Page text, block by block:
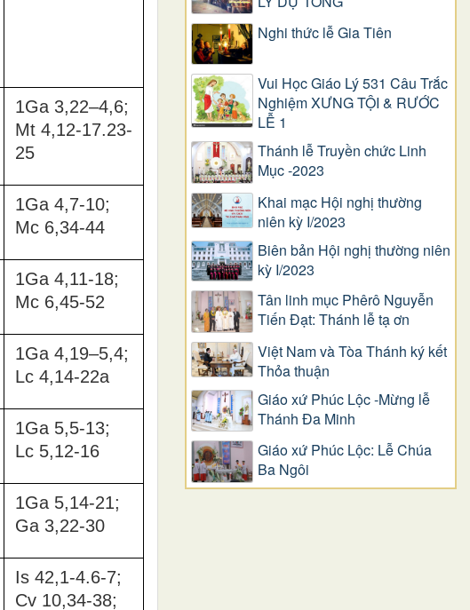
1Ga 3,22–4,6;
Mt 4,12-17.23-
25
1Ga 4,7-10;
Mc 6,34-44
1Ga 4,11-18;
Mc 6,45-52
1Ga 4,19–5,4;
Lc 4,14-22a
1Ga 5,5-13;
Lc 5,12-16
1Ga 5,14-21;
Ga 3,22-30
Is 42,1-4.6-7;
Cv 10,34-38;
Nghi thức lễ Gia Tiên
Vui Học Giáo Lý 531 Câu Trắc
Nghiệm XƯNG TỘI & RƯỚC
LỄ 1
Thánh lễ Truyền chức Linh
Mục -2023
Khai mạc Hội nghị thường
niên kỳ I/2023
Biên bản Hội nghị thường niên
kỳ I/2023
Tân linh mục Phêrô Nguyễn
Tiến Đạt: Thánh lễ tạ ơn
Việt Nam và Tòa Thánh ký kết
Thỏa thuận
Giáo xứ Phúc Lộc -Mừng lễ
Thánh Đa Minh
Giáo xứ Phúc Lộc: Lễ Chúa
Ba Ngôi